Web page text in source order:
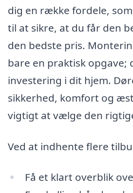
dig en række fordele,
til at sikre, at du får den
den bedste pris.
bare en praktisk opgave;
investering i dit hjem.
sikkerhed, komfort og
vigtigt at vælge den
Ved at indhente flere
Få et klart overblik